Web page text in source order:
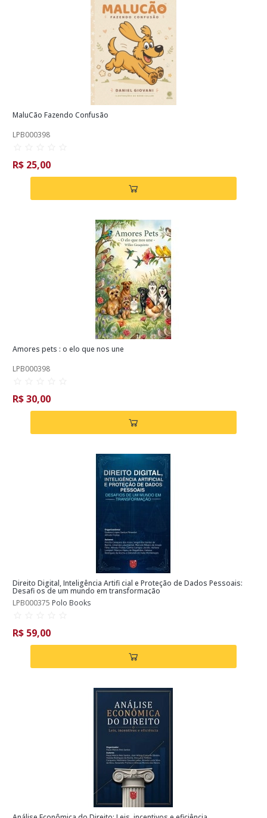
MaluCão Fazendo Confusão
LPB000398
R$ 25,00
Amores pets : o elo que nos une
LPB000398
R$ 30,00
Direito Digital, Inteligência Artifi cial e Proteção de Dados Pessoais:
Desafi os de um mundo em transformação
LPB000375 Polo Books
R$ 59,00